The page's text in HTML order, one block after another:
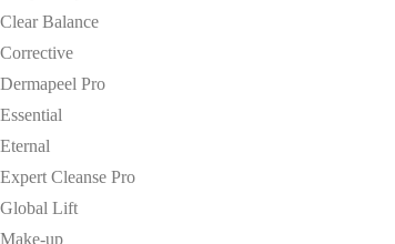
Clear Balance
Corrective
Dermapeel Pro
Essential
Eternal
Expert Cleanse Pro
Global Lift
Make-up